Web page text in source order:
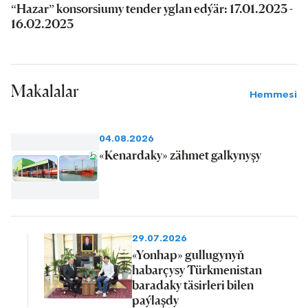
“Hazar” konsorsiumy tender yglan edýär: 17.01.2023 -
16.02.2023
Makalalar Hemmesi
04.08.2026
«Kenardaky» zähmet galkynyşy
29.07.2026
«Yonhap» gullugynyň
habarçysy Türkmenistan
baradaky täsirleri bilen
paýlaşdy